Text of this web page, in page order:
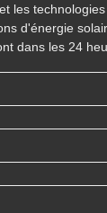
les
d'énergie
dans les 24